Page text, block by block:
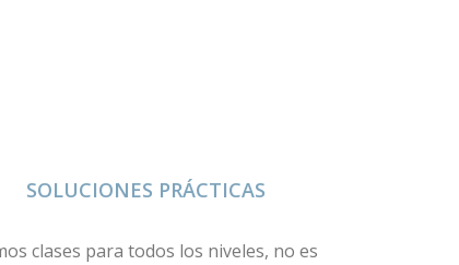
SOLUCIONES PRÁCTICAS
clases para todos los niveles, no es